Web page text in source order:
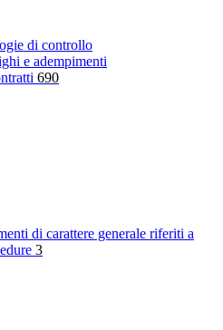
di controllo
e adempimenti
690
di carattere generale riferiti a
3